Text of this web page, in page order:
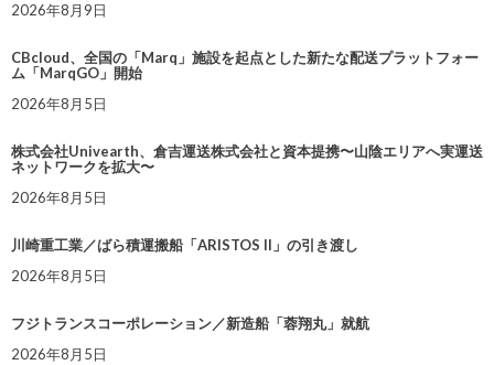
2026年8月9日
CBcloud、全国の「Marq」施設を起点とした新たな配送プラットフォー
ム「MarqGO」開始
2026年8月5日
株式会社Univearth、倉吉運送株式会社と資本提携〜山陰エリアへ実運送
ネットワークを拡大〜
2026年8月5日
川崎重工業／ばら積運搬船「ARISTOS II」の引き渡し
2026年8月5日
フジトランスコーポレーション／新造船「蓉翔丸」就航
2026年8月5日